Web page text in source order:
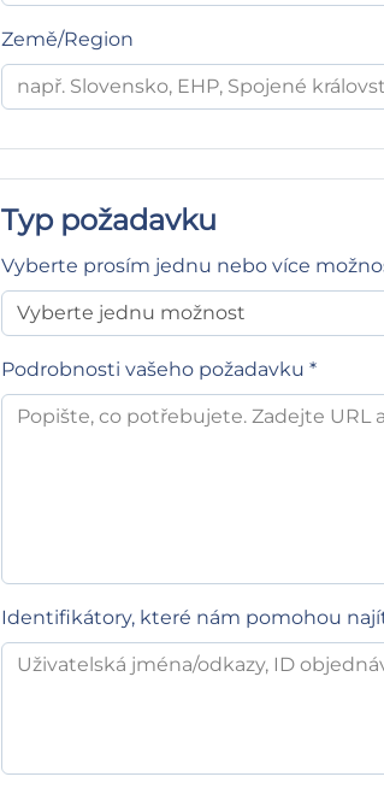
Země/Region
Typ požadavku
Vyberte prosím jednu nebo více
Podrobnosti vašeho požadavku *
Identifikátory, které nám pomohou